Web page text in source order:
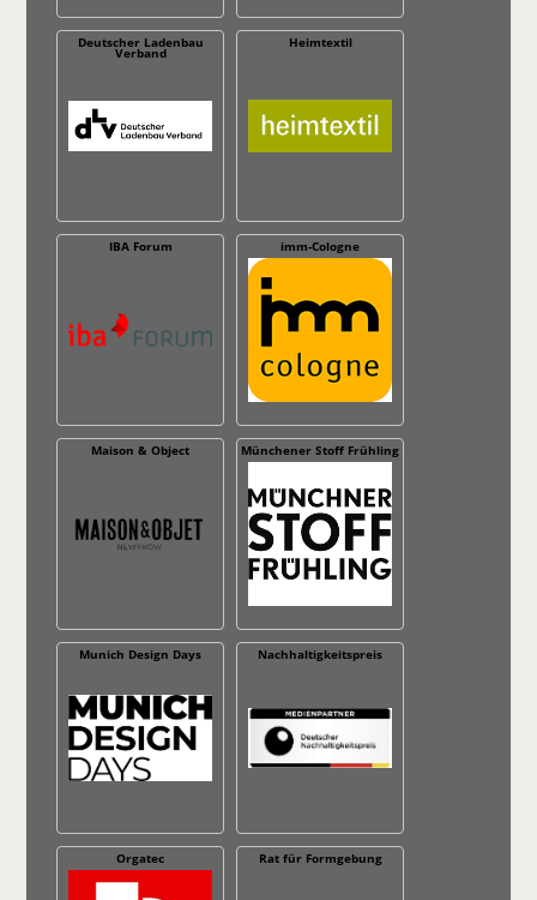
Deutscher Ladenbau
Verband
Heimtextil
IBA Forum imm-Cologne
Maison & Object Münchener Stoff Frühling
Munich Design Days Nachhaltig­keitspreis
Orgatec Rat für Formgebung